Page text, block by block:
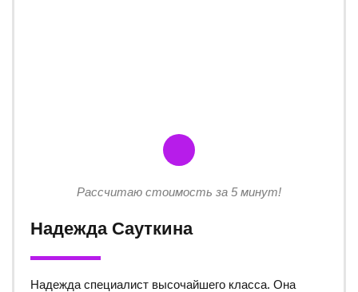
Рассчитаю стоимость за 5 минут!
Надежда Сауткина
Надежда специалист высочайшего класса. Она